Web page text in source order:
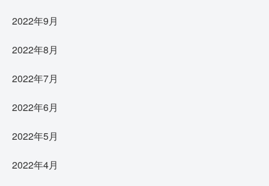
2022年9月
2022年8月
2022年7月
2022年6月
2022年5月
2022年4月